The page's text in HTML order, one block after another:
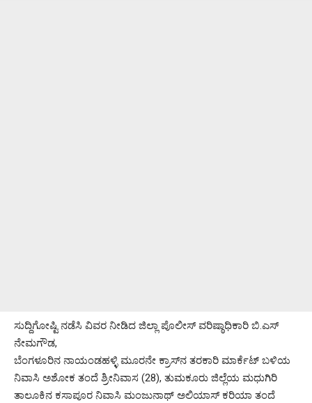
ಸುದ್ದಿಗೋಷ್ಟಿ ನಡೆಸಿ ವಿವರ ನೀಡಿದ ಜಿಲ್ಲಾ ಪೊಲೀಸ್ ವರಿಷ್ಠಾಧಿಕಾರಿ ಬಿ.ಎಸ್
ನೇಮಗೌಡ,
ಬೆಂಗಳೂರಿನ ನಾಯಂಡಹಳ್ಳಿ ಮೂರನೇ ಕ್ರಾಸ್‌ನ ತರಕಾರಿ ಮಾರ್ಕೆಟ್ ಬಳಿಯ
ನಿವಾಸಿ ಅಶೋಕ ತಂದೆ ಶ್ರೀನಿವಾಸ (28), ತುಮಕೂರು ಜಿಲ್ಲೆಯ ಮಧುಗಿರಿ
ತಾಲೂಕಿನ ಕಸಾಪೂರ ನಿವಾಸಿ ಮಂಜುನಾಥ್ ಅಲಿಯಾಸ್ ಕರಿಯಾ ತಂದೆ